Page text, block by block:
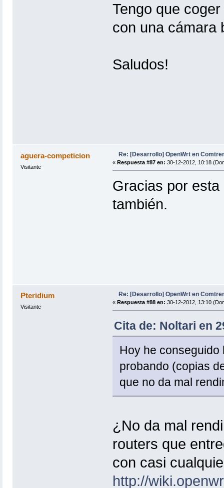
Tengo que
con una cámara
Saludos!
aguera-competicion
Visitante
Re: [Desarrollo] OpenWrt en
« Respuesta #87 en: 30-12-2012, 10:18
Gracias por
también.
Pteridium
Visitante
Re: [Desarrollo] OpenWrt en
« Respuesta #88 en: 30-12-2012, 13:10
Cita de: Noltari en
Hoy he conseguido
probando (copias
que no da mal
¿No da mal
routers que
con casi
http://